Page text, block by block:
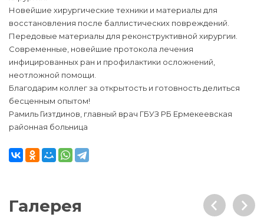
Новейшие хирургические техники и материалы для
восстановления после баллистических повреждений.
Передовые материалы для реконструктивной хирургии.
Современные, новейшие протокола лечения
инфицированных ран и профилактики осложнений,
неотложной помощи.
Благодарим коллег за открытость и готовность делиться
бесценным опытом!
Рамиль Гизтдинов, главный врач ГБУЗ РБ Ермекеевская
районная больница
Галерея